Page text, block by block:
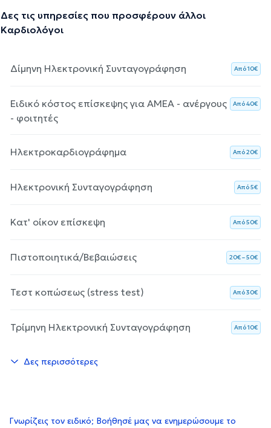
Δες τις υπηρεσίες που προσφέρουν άλλοι
Καρδιολόγοι
Δίμηνη Ηλεκτρονική Συνταγογράφηση Aπό 10€
Ειδικό κόστος επίσκεψης για ΑΜΕΑ - ανέργους
- φοιτητές
Aπό 40€
Ηλεκτροκαρδιογράφημα Aπό 20€
Ηλεκτρονική Συνταγογράφηση Aπό 5€
Κατ' οίκον επίσκεψη Aπό 50€
Πιστοποιητικά/Βεβαιώσεις 20€ – 50€
Τεστ κοπώσεως (stress test) Aπό 30€
Τρίμηνη Ηλεκτρονική Συνταγογράφηση Aπό 10€
Δες περισσότερες
Γνωρίζεις τον ειδικό; Βοήθησέ μας να ενημερώσουμε το